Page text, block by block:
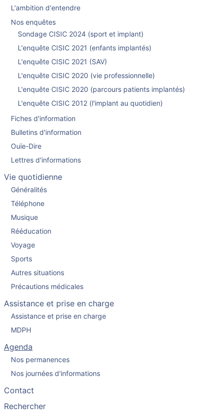
L'ambition d'entendre
Nos enquêtes
Sondage CISIC 2024 (sport et implant)
L'enquête CISIC 2021 (enfants implantés)
L'enquête CISIC 2021 (SAV)
L'enquête CISIC 2020 (vie professionnelle)
L'enquête CISIC 2020 (parcours patients implantés)
L'enquête CISIC 2012 (l'implant au quotidien)
Fiches d'information
Bulletins d'information
Ouïe-Dire
Lettres d'informations
Vie quotidienne
Généralités
Téléphone
Musique
Rééducation
Voyage
Sports
Autres situations
Précautions médicales
Assistance et prise en charge
Assistance et prise en charge
MDPH
Agenda
Nos permanences
Nos journées d'informations
Contact
Rechercher